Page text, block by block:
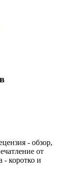
- обзор,
от
- коротко и